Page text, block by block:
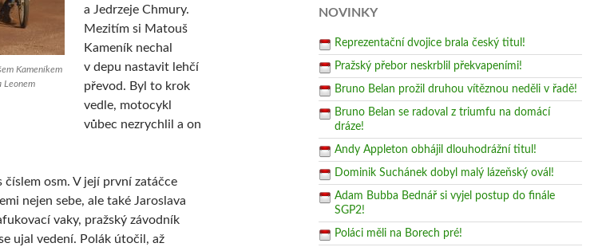
Kameníkem
Leonem
a Jedrzeje Chmury.
Mezitím si Matouš
Kameník nechal
v depu nastavit lehčí
převod. Byl to krok
vedle, motocykl
vůbec nezrychlil a on
osm. V její první zatáčce
nejen sebe, ale také Jaroslava
vaky, pražský závodník
ujal vedení. Polák útočil, až
NOVINKY
Reprezentační dvojice brala český titul!
Pražský přebor neskrblil překvapeními!
Bruno Belan prožil druhou vítěznou neděli v řadě!
Bruno Belan se radoval z triumfu na domácí
dráze!
Andy Appleton obhájil dlouhodrážní titul!
Dominik Suchánek dobyl malý lázeňský ovál!
Adam Bubba Bednář si vyjel postup do finále
SGP2!
Poláci měli na Borech pré!